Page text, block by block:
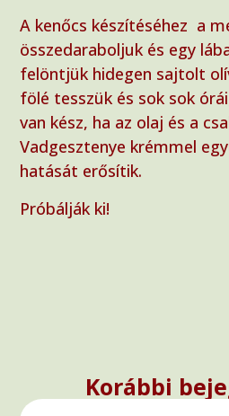
A kenőcs készítéséhez a
összedaraboljuk és egy
felöntjük hidegen sajtolt
fölé tesszük és sok sok
van kész, ha az olaj és a
Vadgesztenye krémmel
hatását erősítik.
Próbálják ki!
Korábbi